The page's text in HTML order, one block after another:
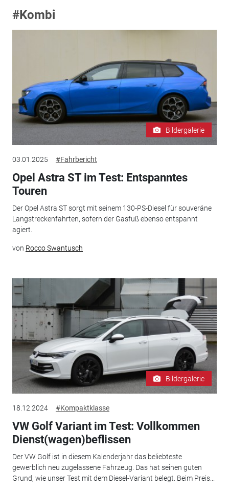
#Kombi
Bildergalerie
03.01.2025 #Fahrbericht
Opel Astra ST im Test: Entspanntes
Touren
Der Opel Astra ST sorgt mit seinem 130-PS-Diesel für souveräne
Langstreckenfahrten, sofern der Gasfuß ebenso entspannt
agiert.
von Rocco Swantusch
Bildergalerie
18.12.2024 #Kompaktklasse
VW Golf Variant im Test: Vollkommen
Dienst(wagen)beflissen
Der VW Golf ist in diesem Kalenderjahr das beliebteste
gewerblich neu zugelassene Fahrzeug. Das hat seinen guten
Grund, wie unser Test mit dem Diesel-Variant belegt. Beim Preis...